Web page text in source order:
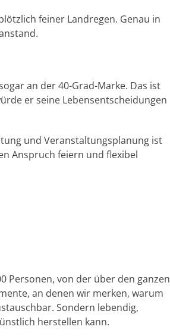
feiner Landregen. Genau in
an der 40-Grad-Marke. Das ist
er seine Lebensentscheidungen
und Veranstaltungsplanung ist
Anspruch feiern und flexibel
Personen, von der über den ganzen
an denen wir merken, warum
Sondern lebendig,
herstellen kann.